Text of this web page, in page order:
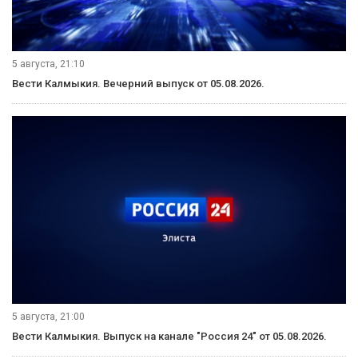
5 августа, 21:10
Вести Калмыкия. Вечерний выпуск от 05.08.2026.
5 августа, 21:00
Вести Калмыкия. Выпуск на канале "Россия 24" от 05.08.2026.